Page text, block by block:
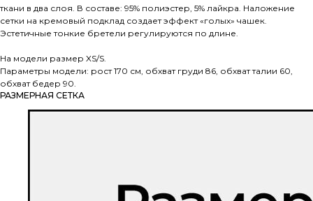
ткани в два слоя. В составе: 95% полиэстер, 5% лайкра. Наложение
сетки на кремовый подклад создает эффект «голых» чашек.
Эстетичные тонкие бретели регулируются по длине.
На модели размер XS/S.
Параметры модели: рост 170 см, обхват груди 86, обхват талии 60,
обхват бедер 90.
РАЗМЕРНАЯ СЕТКА